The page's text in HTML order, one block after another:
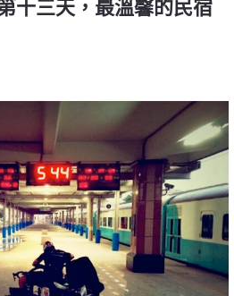
十三天，最溫馨的民宿